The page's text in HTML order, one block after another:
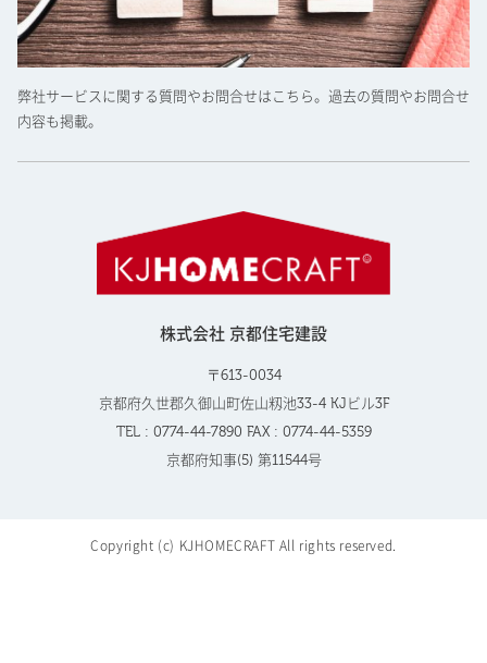
弊社サービスに関する質問やお問合せはこちら。過去の質問やお問合せ
内容も掲載。
株式会社 京都住宅建設
〒613-0034
京都府久世郡久御山町佐山籾池33-4 KJビル3F
TEL : 0774-44-7890 FAX : 0774-44-5359
京都府知事(5) 第11544号
Copyright (c) KJHOMECRAFT All rights reserved.